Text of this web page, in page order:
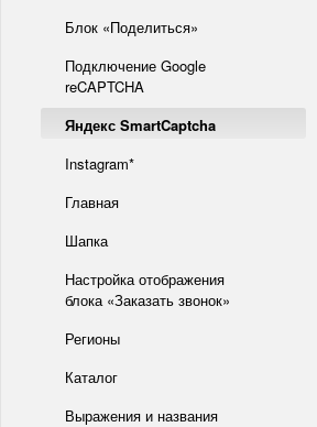
Блок «Поделиться»
Подключение Google
reCAPTCHA
Яндекс SmartCaptcha
Instagram*
Главная
Шапка
Настройка отображения
блока «Заказать звонок»
Регионы
Каталог
Выражения и названия